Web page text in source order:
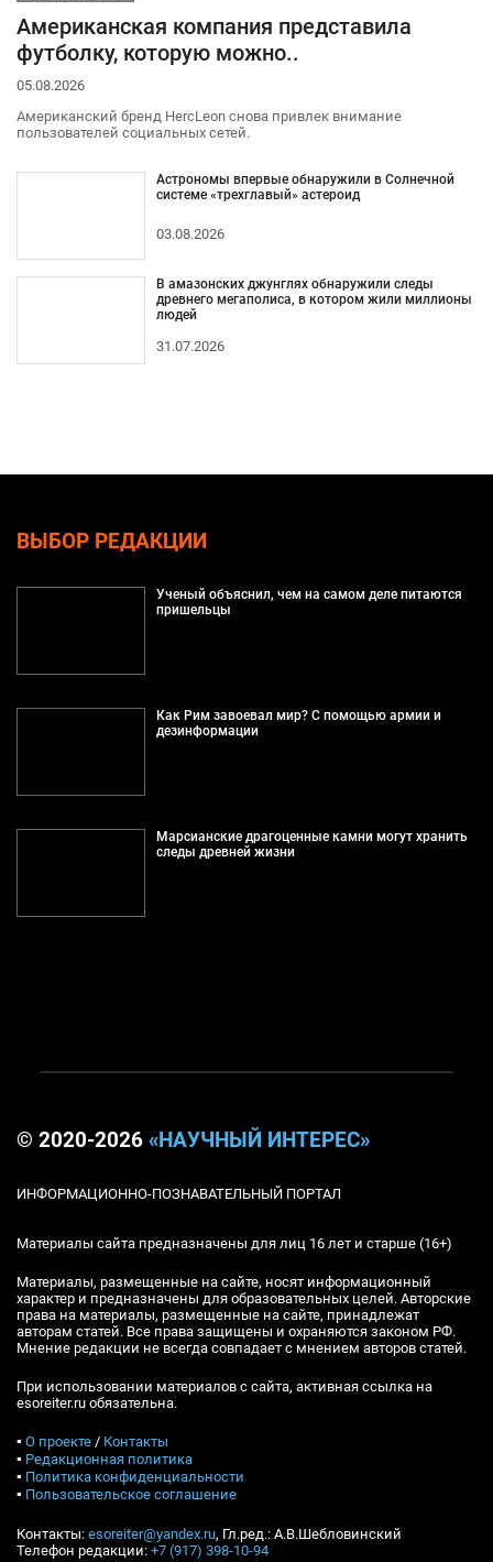
Американская компания представила
футболку, которую можно..
05.08.2026
Американский бренд HercLeon снова привлек внимание
пользователей социальных сетей.
Астрономы впервые обнаружили в Солнечной
системе «трехглавый» астероид
03.08.2026
В амазонских джунглях обнаружили следы
древнего мегаполиса, в котором жили миллионы
людей
31.07.2026
ВЫБОР РЕДАКЦИИ
Ученый объяснил, чем на самом деле питаются
пришельцы
Как Рим завоевал мир? С помощью армии и
дезинформации
Марсианские драгоценные камни могут хранить
следы древней жизни
© 2020-2026 «НАУЧНЫЙ ИНТЕРЕС»
ИНФОРМАЦИОННО-ПОЗНАВАТЕЛЬНЫЙ ПОРТАЛ
Материалы сайта предназначены для лиц 16 лет и старше (16+)
Материалы, размещенные на сайте, носят информационный
характер и предназначены для образовательных целей. Авторские
права на материалы, размещенные на сайте, принадлежат
авторам статей. Все права защищены и охраняются законом РФ.
Мнение редакции не всегда совпадает с мнением авторов статей.
При использовании материалов с сайта, активная ссылка на
esoreiter.ru обязательна.
▪ О проекте / Контакты
▪ Редакционная политика
▪ Политика конфиденциальности
▪ Пользовательское соглашение
Контакты: esoreiter@yandex.ru, Гл.ред.: А.В.Шебловинский
Телефон редакции: +7 (917) 398-10-94